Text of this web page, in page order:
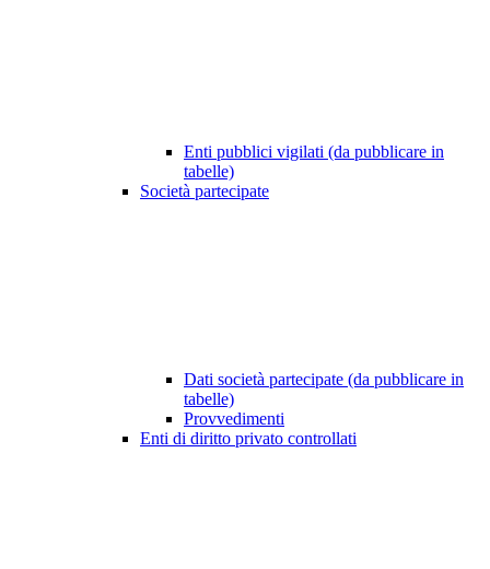
Enti pubblici vigilati (da pubblicare in
tabelle)
Società partecipate
Dati società partecipate (da pubblicare in
tabelle)
Provvedimenti
Enti di diritto privato controllati